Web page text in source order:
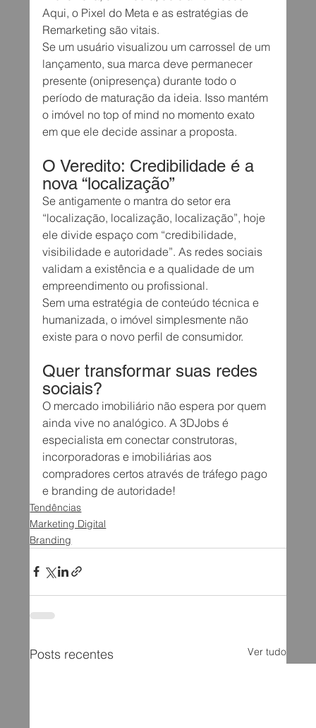
Aqui, o Pixel do Meta e as estratégias de
Remarketing são vitais.
Se um usuário visualizou um carrossel de um
lançamento, sua marca deve permanecer
presente (onipresença) durante todo o
período de maturação da ideia. Isso mantém
o imóvel no top of mind no momento exato
em que ele decide assinar a proposta.
O Veredito: Credibilidade é a
nova “localização”
Se antigamente o mantra do setor era
“localização, localização, localização”, hoje
ele divide espaço com “credibilidade,
visibilidade e autoridade”. As redes sociais
validam a existência e a qualidade de um
empreendimento ou profissional.
Sem uma estratégia de conteúdo técnica e
humanizada, o imóvel simplesmente não
existe para o novo perfil de consumidor.
Quer transformar suas redes
sociais?
O mercado imobiliário não espera por quem
ainda vive no analógico. A 3DJobs é
especialista em conectar construtoras,
incorporadoras e imobiliárias aos
compradores certos através de tráfego pago
e branding de autoridade!
Tendências
Marketing Digital
Branding
Posts recentes Ver tudo